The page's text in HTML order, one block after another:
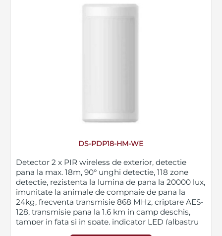
DS-PDP18-HM-WE
Detector 2 x PIR wireless de exterior, detectie
pana la max. 18m, 90° unghi detectie, 118 zone
detectie, rezistenta la lumina de pana la 20000 lux,
imunitate la animale de compnaie de pana la
24kg, frecventa transmisie 868 MHz, criptare AES-
128, transmisie pana la 1.6 km in camp deschis,
tamper in fata si in spate, indicator LED (albastru